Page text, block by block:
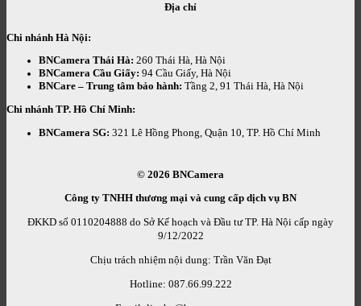
Địa chỉ
Chi nhánh Hà Nội:
BNCamera Thái Hà: 260 Thái Hà, Hà Nội
BNCamera Cầu Giấy: 94 Cầu Giấy, Hà Nội
BNCare – Trung tâm bảo hành: Tầng 2, 91 Thái Hà, Hà Nội
Chi nhánh TP. Hồ Chí Minh:
BNCamera SG: 321 Lê Hồng Phong, Quận 10, TP. Hồ Chí Minh
© 2026 BNCamera
Công ty TNHH thương mại và cung cấp dịch vụ BN
ĐKKD số 0110204888 do Sở Kế hoạch và Đầu tư TP. Hà Nội cấp ngày
9/12/2022
Chịu trách nhiệm nội dung: Trần Văn Đạt
Hotline: 087.66.99.222